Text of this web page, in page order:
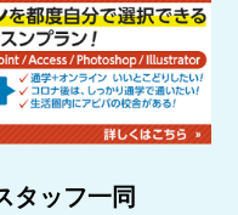
タッフ一同